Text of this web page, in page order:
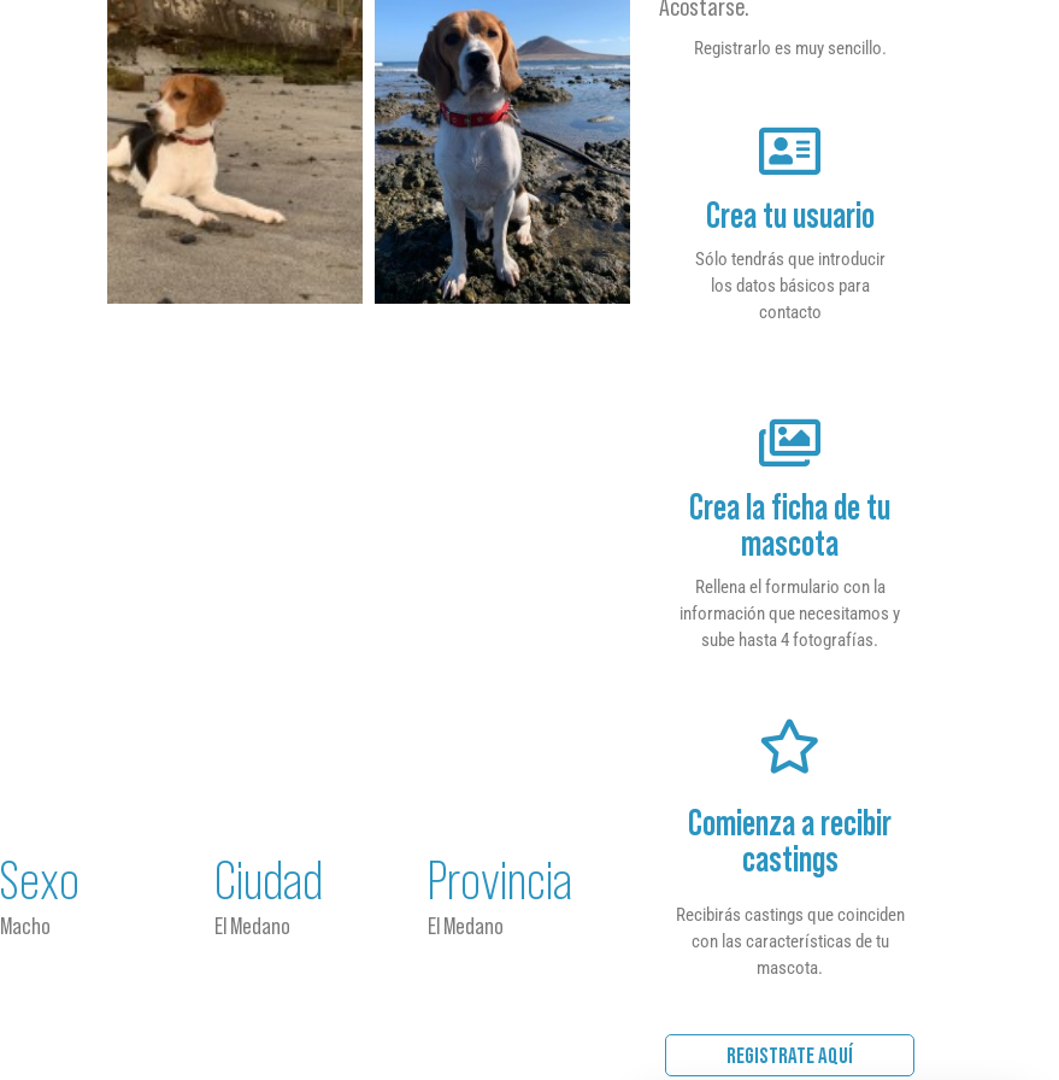
Sexo
Macho
Ciudad
El Medano
Provincia
El Medano
Acostarse.
Registrarlo es muy sencillo.
Crea tu usuario
Sólo tendrás que introducir
los datos básicos para
contacto
Crea la ficha de tu
mascota
Rellena el formulario con la
información que necesitamos y
sube hasta 4 fotografías.
Comienza a recibir
castings
Recibirás castings que coinciden
con las características de tu
mascota.
REGISTRATE AQUÍ